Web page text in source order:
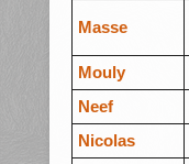
Masse
Mouly
Neef
Nicolas